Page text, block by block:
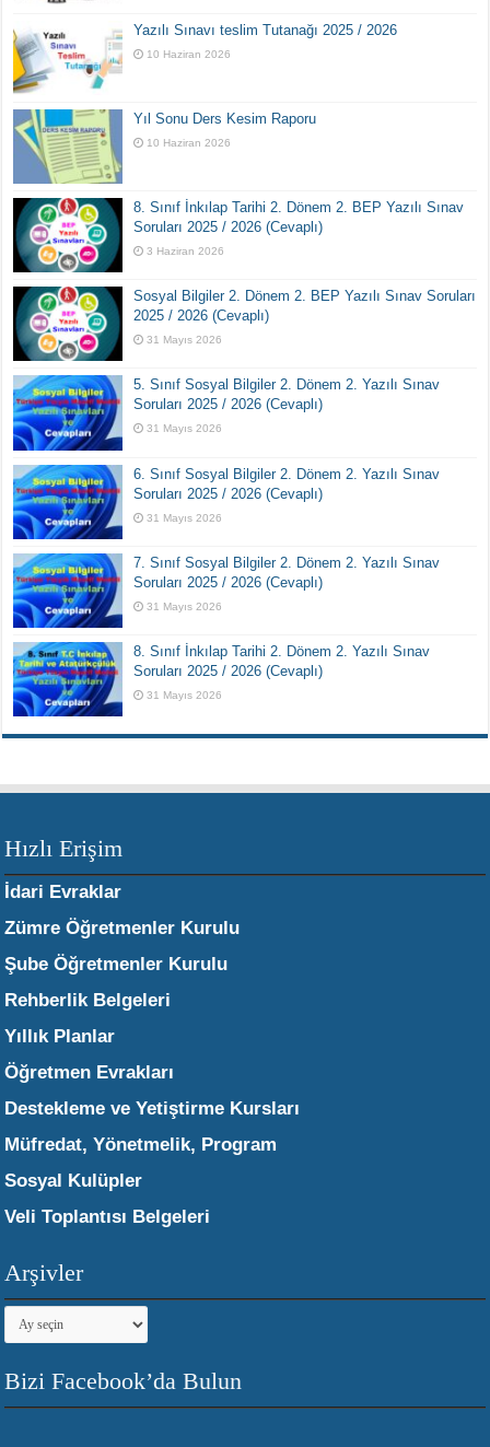
Yazılı Sınavı teslim Tutanağı 2025 / 2026
10 Haziran 2026
Yıl Sonu Ders Kesim Raporu
10 Haziran 2026
8. Sınıf İnkılap Tarihi 2. Dönem 2. BEP Yazılı Sınav
Soruları 2025 / 2026 (Cevaplı)
3 Haziran 2026
Sosyal Bilgiler 2. Dönem 2. BEP Yazılı Sınav Soruları
2025 / 2026 (Cevaplı)
31 Mayıs 2026
5. Sınıf Sosyal Bilgiler 2. Dönem 2. Yazılı Sınav
Soruları 2025 / 2026 (Cevaplı)
31 Mayıs 2026
6. Sınıf Sosyal Bilgiler 2. Dönem 2. Yazılı Sınav
Soruları 2025 / 2026 (Cevaplı)
31 Mayıs 2026
7. Sınıf Sosyal Bilgiler 2. Dönem 2. Yazılı Sınav
Soruları 2025 / 2026 (Cevaplı)
31 Mayıs 2026
8. Sınıf İnkılap Tarihi 2. Dönem 2. Yazılı Sınav
Soruları 2025 / 2026 (Cevaplı)
31 Mayıs 2026
Hızlı Erişim
İdari Evraklar
Zümre Öğretmenler Kurulu
Şube Öğretmenler Kurulu
Rehberlik Belgeleri
Yıllık Planlar
Öğretmen Evrakları
Destekleme ve Yetiştirme Kursları
Müfredat, Yönetmelik, Program
Sosyal Kulüpler
Veli Toplantısı Belgeleri
Arşivler
Arşivler
Bizi Facebook’da Bulun